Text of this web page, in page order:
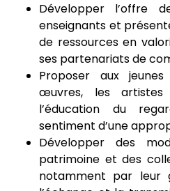
Développer l’offre
enseignants et
de ressources en
ses partenariats de
Proposer aux
œuvres, les
l’éducation du
sentiment d’une
Développer des
patrimoine et des
notamment par leur